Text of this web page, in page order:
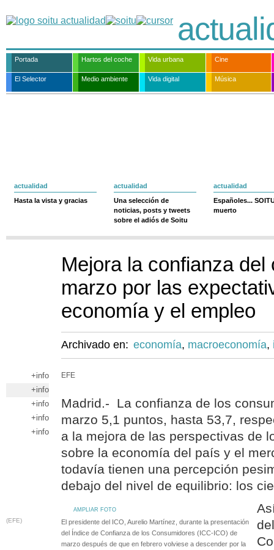
Portada Hartos del coche Vida urbana Cine
El Selector Medio ambiente Vida digital Música
actualidad
Hasta la vista y gracias
actualidad
Una selección de
noticias, posts y tweets
sobre el adiós de Soitu
actualidad
Españoles...
muerto
Mejora la confianza del
marzo por las
economía y el empleo
Archivado en: economía, macroeconomía,
+info
+info
+info
+info
+info
EFE
Madrid.- La confianza de los
marzo 5,1 puntos, hasta 53,7,
a la mejora de las perspectivas de
sobre la economía del país y el
todavía tienen una percepción
debajo del nivel de equilibrio: los
AMPLIAR FOTO
(EFE)
El presidente del ICO, Aurelio Martínez, durante la presentación
del Índice de Confianza de los Consumidores (ICC-ICO) de
marzo después de que en febrero volviese a descender por la